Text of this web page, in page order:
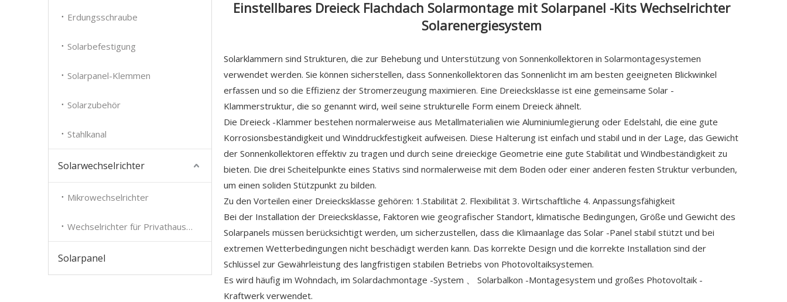
Erdungsschraube
Solarbefestigung
Solarpanel-Klemmen
Solarzubehör
Stahlkanal
Solarwechselrichter
Mikrowechselrichter
Wechselrichter für Privathaushalte
Solarpanel
Einstellbares Dreieck Flachdach Solarmontage mit Solarpanel -Kits Wechselrichter
Solarenergiesystem
Solarklammern sind Strukturen, die zur Behebung und Unterstützung von Sonnenkollektoren in Solarmontagesystemen
verwendet werden. Sie können sicherstellen, dass Sonnenkollektoren das Sonnenlicht im am besten geeigneten Blickwinkel
erfassen und so die Effizienz der Stromerzeugung maximieren. Eine Dreiecksklasse ist eine gemeinsame Solar -
Klammerstruktur, die so genannt wird, weil seine strukturelle Form einem Dreieck ähnelt.
Die Dreieck -Klammer bestehen normalerweise aus Metallmaterialien wie Aluminiumlegierung oder Edelstahl, die eine gute
Korrosionsbeständigkeit und Winddruckfestigkeit aufweisen. Diese Halterung ist einfach und stabil und in der Lage, das Gewicht
der Sonnenkollektoren effektiv zu tragen und durch seine dreieckige Geometrie eine gute Stabilität und Windbeständigkeit zu
bieten. Die drei Scheitelpunkte eines Stativs sind normalerweise mit dem Boden oder einer anderen festen Struktur verbunden,
um einen soliden Stützpunkt zu bilden.
Zu den Vorteilen einer Dreiecksklasse gehören: 1.Stabilität 2. Flexibilität 3. Wirtschaftliche 4. Anpassungsfähigkeit
Bei der Installation der Dreiecksklasse, Faktoren wie geografischer Standort, klimatische Bedingungen, Größe und Gewicht des
Solarpanels müssen berücksichtigt werden, um sicherzustellen, dass die Klimaanlage das Solar -Panel stabil stützt und bei
extremen Wetterbedingungen nicht beschädigt werden kann. Das korrekte Design und die korrekte Installation sind der
Schlüssel zur Gewährleistung des langfristigen stabilen Betriebs von Photovoltaiksystemen.
Es wird häufig im Wohndach, im Solardachmontage -System 、 Solarbalkon -Montagesystem und großes Photovoltaik -
Kraftwerk verwendet.